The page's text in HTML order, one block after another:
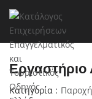
Κατηγορία